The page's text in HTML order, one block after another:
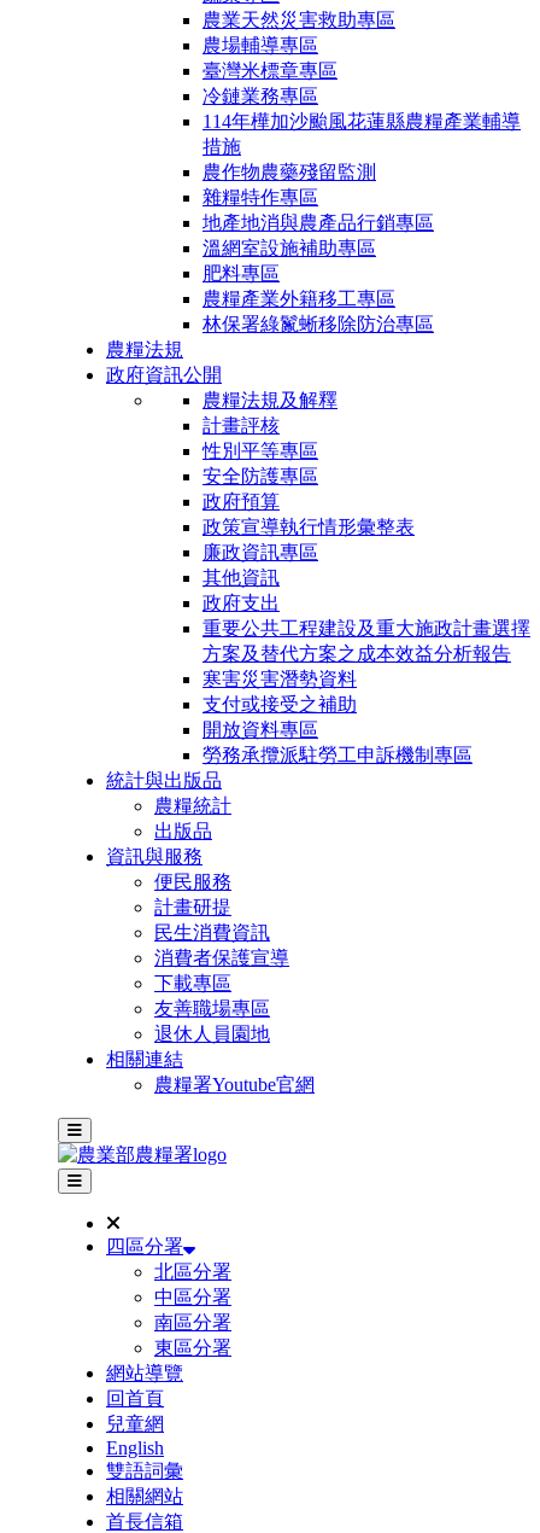
農業天然災害救助專區
農場輔導專區
臺灣米標章專區
冷鏈業務專區
114年樺加沙颱風花蓮縣農糧產業輔導
措施
農作物農藥殘留監測
雜糧特作專區
地產地消與農產品行銷專區
溫網室設施補助專區
肥料專區
農糧產業外籍移工專區
林保署綠鬣蜥移除防治專區
農糧法規
政府資訊公開
農糧法規及解釋
計畫評核
性別平等專區
安全防護專區
政府預算
政策宣導執行情形彙整表
廉政資訊專區
其他資訊
政府支出
重要公共工程建設及重大施政計畫選擇
方案及替代方案之成本效益分析報告
寒害災害潛勢資料
支付或接受之補助
開放資料專區
勞務承攬派駐勞工申訴機制專區
統計與出版品
農糧統計
出版品
資訊與服務
便民服務
計畫研提
民生消費資訊
消費者保護宣導
下載專區
友善職場專區
退休人員園地
相關連結
農糧署Youtube官網
主選單
其他網站選單
四區分署
北區分署
中區分署
南區分署
東區分署
網站導覽
回首頁
兒童網
English
雙語詞彙
相關網站
首長信箱